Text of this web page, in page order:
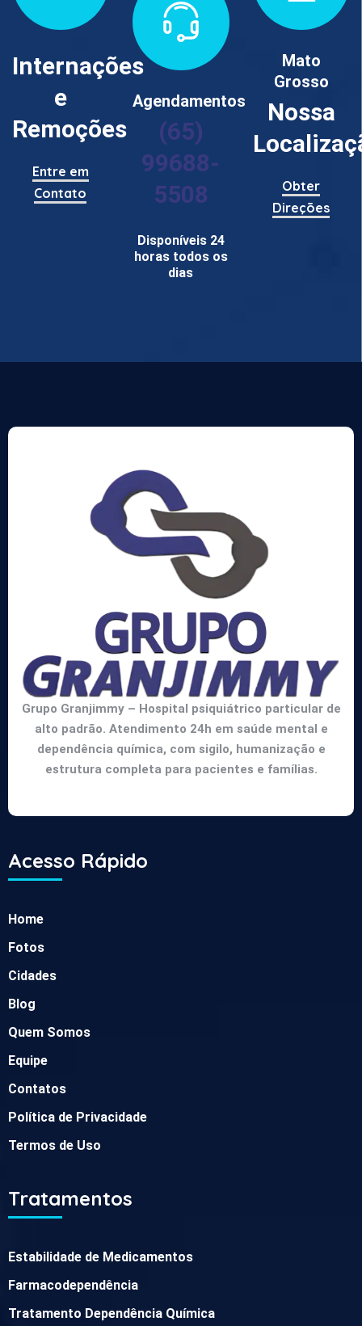
Internações
e
Remoções
Entre em
Contato
Agendamentos
(65)
99688-
5508
Disponíveis 24
horas todos os
dias
Mato
Grosso
Nossa
Obter
Direções
Grupo Granjimmy – Hospital psiquiátrico particular de
alto padrão. Atendimento 24h em saúde mental e
dependência química, com sigilo, humanização e
estrutura completa para pacientes e famílias.
Acesso Rápido
Home
Fotos
Cidades
Blog
Quem Somos
Equipe
Contatos
Política de Privacidade
Termos de Uso
Tratamentos
Estabilidade de Medicamentos
Farmacodependência
Tratamento Dependência Química